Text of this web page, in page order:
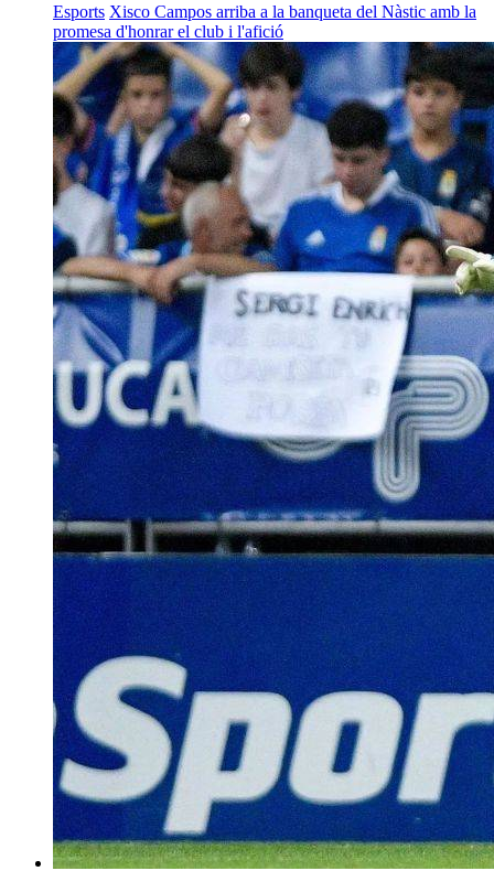
Esports Xisco Campos arriba a la banqueta del Nàstic amb la
promesa d'honrar el club i l'afició